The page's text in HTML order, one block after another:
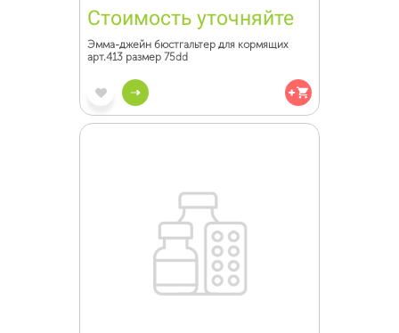
Стоимость уточняйте
Эмма-джейн бюстгальтер для кормящих
арт.413 размер 75dd